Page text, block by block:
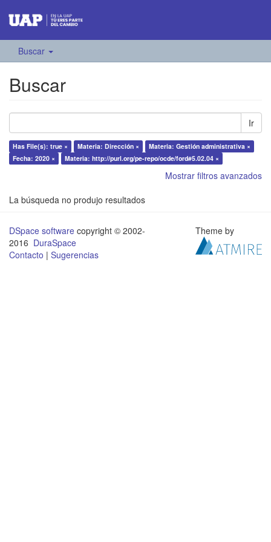
Buscar
Buscar
Ir
Has File(s): true × Materia: Dirección ×
Materia: Gestión administrativa ×
Fecha: 2020 ×
Materia: http://purl.org/pe-repo/ocde/ford#5.02.04 ×
Mostrar filtros avanzados
La búsqueda no produjo resultados
DSpace software copyright © 2002-
2016 DuraSpace
Contacto | Sugerencias
Theme by